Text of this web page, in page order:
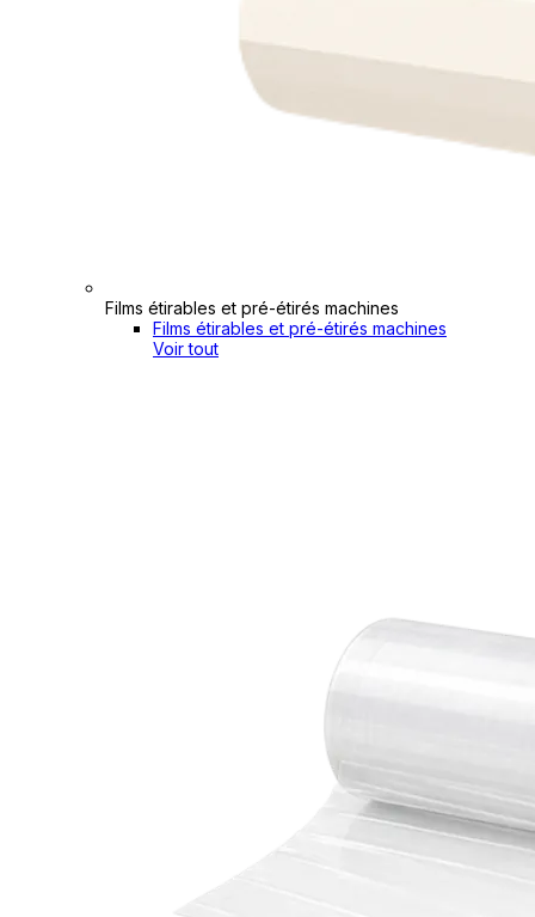
Films étirables et pré-étirés machines
Films étirables et pré-étirés machines
Voir tout